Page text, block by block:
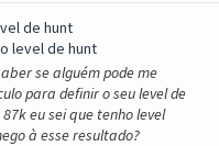
de hunt
level de hunt
se alguém pode me
para definir o seu level de
eu sei que tenho level
à esse resultado?